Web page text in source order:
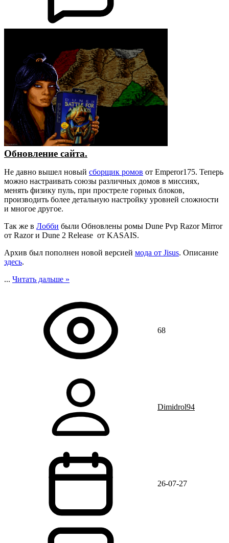
Обновление сайта.
Не давно вышел новый сборщик ромов от Emperor175. Теперь
можно настраивать союзы различных домов в миссиях,
менять физику пуль, при простреле горных блоков,
производить более детальную настройку уровней сложности
и многое другое.
Так же в Лобби были Обновлены ромы Dune Pvp Razor Mirror
от Razor и Dune 2 Release от KASAIS.
Архив был пополнен новой версией мода от Jisus. Описание
здесь.
... Читать дальше »
68
Dimidrol94
26-07-27